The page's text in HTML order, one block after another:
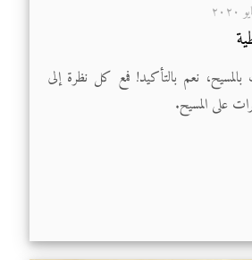
نعم بالتأكيد! فمع كل نظرة إلى
على المسيح.